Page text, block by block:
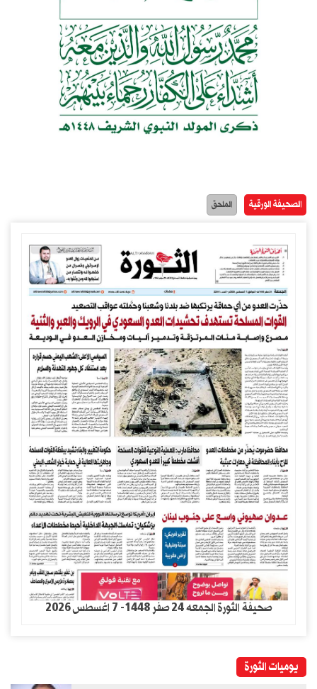
الصحيفة الورقية الملحق
صحيفة الثورة الجمعه 24 صفر 1448- 7 اغسطس 2026
يوميات الثورة